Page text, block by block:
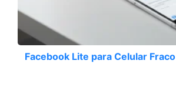
Facebook Lite para Celular Fraco